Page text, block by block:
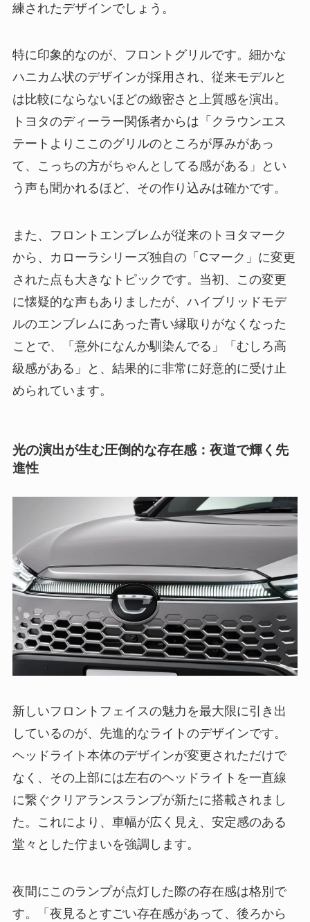
練されたデザインでしょう。
特に印象的なのが、フロントグリルです。細かな
ハニカム状のデザインが採用され、従来モデルと
は比較にならないほどの緻密さと上質感を演出。
トヨタのディーラー関係者からは「クラウンエス
テートよりここのグリルのところが厚みがあっ
て、こっちの方がちゃんとしてる感がある」とい
う声も聞かれるほど、その作り込みは確かです。
また、フロントエンブレムが従来のトヨタマーク
から、カローラシリーズ独自の「Cマーク」に変更
された点も大きなトピックです。当初、この変更
に懐疑的な声もありましたが、ハイブリッドモデ
ルのエンブレムにあった青い縁取りがなくなった
ことで、「意外になんか馴染んでる」「むしろ高
級感がある」と、結果的に非常に好意的に受け止
められています。
光の演出が生む圧倒的な存在感：夜道で輝く先
進性
新しいフロントフェイスの魅力を最大限に引き出
しているのが、先進的なライトのデザインです。
ヘッドライト本体のデザインが変更されただけで
なく、その上部には左右のヘッドライトを一直線
に繋ぐクリアランスランプが新たに搭載されまし
た。これにより、車幅が広く見え、安定感のある
堂々とした佇まいを強調します。
夜間にこのランプが点灯した際の存在感は格別で
す。「夜見るとすごい存在感があって、後ろから